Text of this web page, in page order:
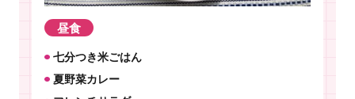
昼食
七分つき米ごはん
夏野菜カレー